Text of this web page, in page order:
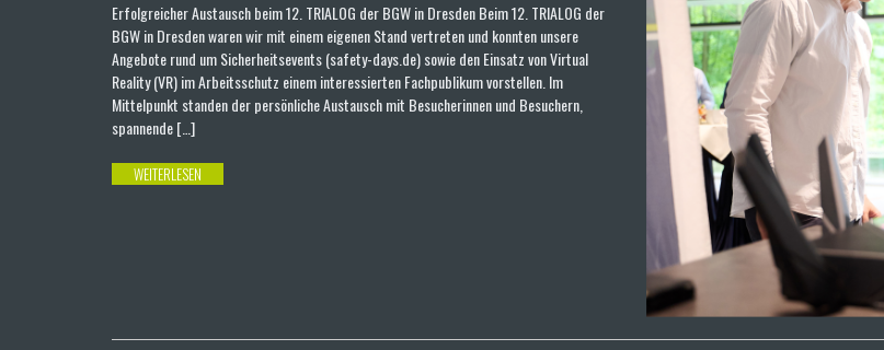
Erfolgreicher Austausch beim 12. TRIALOG der BGW in Dresden Beim 12. TRIALOG der
BGW in Dresden waren wir mit einem eigenen Stand vertreten und konnten unsere
Angebote rund um Sicherheitsevents (safety-days.de) sowie den Einsatz von Virtual
Reality (VR) im Arbeitsschutz einem interessierten Fachpublikum vorstellen. Im
Mittelpunkt standen der persönliche Austausch mit Besucherinnen und Besuchern,
spannende […]
WEITERLESEN